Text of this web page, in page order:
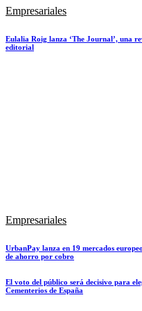
Empresariales
Eulalia Roig lanza ‘The Journal’, una
editorial
Empresariales
UrbanPay lanza en 19 mercados
de ahorro por cobro
El voto del público será decisivo para
Cementerios de España